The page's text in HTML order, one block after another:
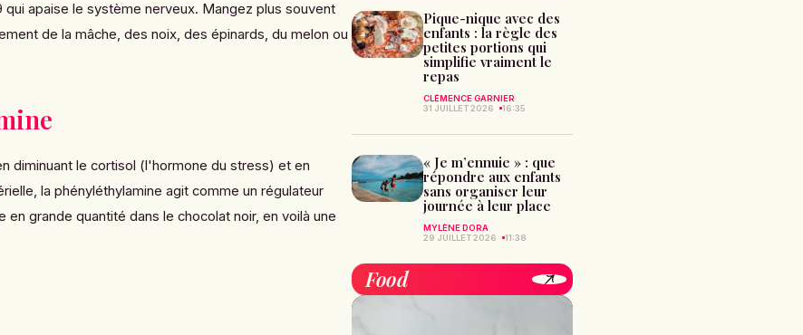
qui apaise le système nerveux. Mangez plus souvent
de la mâche, des noix, des épinards, du melon ou
diminuant le cortisol (l'hormone du stress) et en
la phényléthylamine agit comme un régulateur
en grande quantité dans le chocolat noir, en voilà une
Pique-nique avec des
enfants : la règle des
petites portions qui
simplifie vraiment le
repas
CLÉMENCE GARNIER
31 JUILLET 2026
16:35
« Je m’ennuie » : que
répondre aux enfants
sans organiser leur
journée à leur place
MYLÈNE DORA
29 JUILLET 2026
11:38
Food